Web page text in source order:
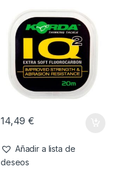
14,49€
Añadir a lista de
deseos